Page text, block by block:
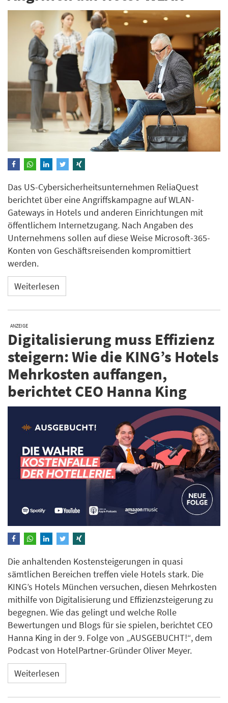
Das US-Cybersicherheitsunternehmen ReliaQuest
berichtet über eine Angriffskampagne auf WLAN-
Gateways in Hotels und anderen Einrichtungen mit
öffentlichem Internetzugang. Nach Angaben des
Unternehmens sollen auf diese Weise Microsoft-365-
Konten von Geschäftsreisenden kompromittiert
werden.
Weiterlesen
ANZEIGE
Digitalisierung muss Effizienz
steigern: Wie die KING’s Hotels
Mehrkosten auffangen,
berichtet CEO Hanna King
Die anhaltenden Kostensteigerungen in quasi
sämtlichen Bereichen treffen viele Hotels stark. Die
KING’s Hotels München versuchen, diesen Mehrkosten
mithilfe von Digitalisierung und Effizienzsteigerung zu
begegnen. Wie das gelingt und welche Rolle
Bewertungen und Blogs für sie spielen, berichtet CEO
Hanna King in der 9. Folge von „AUSGEBUCHT!“, dem
Podcast von HotelPartner-Gründer Oliver Meyer.
Weiterlesen